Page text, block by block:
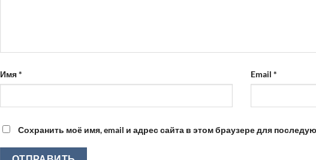
Имя* Email *
Сохранить моё имя, email и адрес сайта в этом браузере для